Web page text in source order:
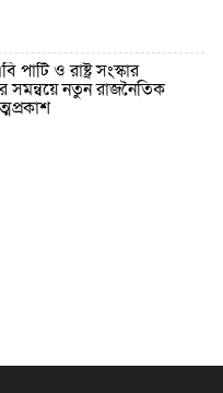
পার্টি ও রাষ্ট্র সংস্কার
সমন্বয়ে নতুন রাজনৈতিক